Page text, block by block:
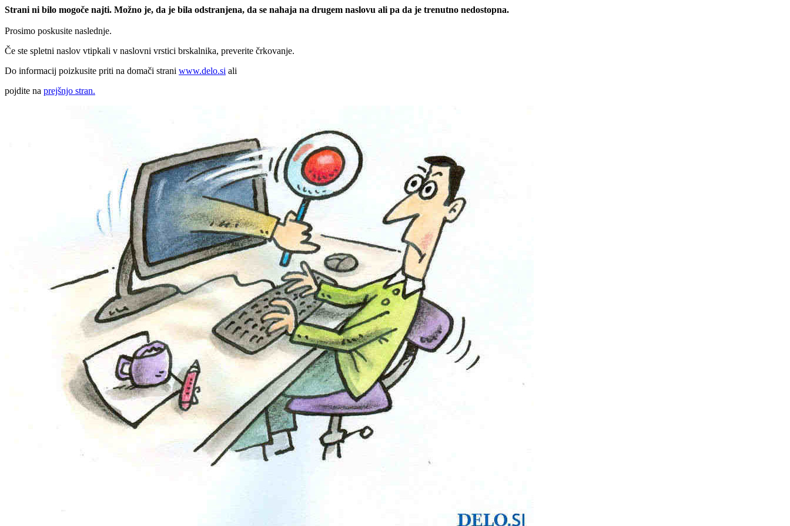
Strani ni bilo mogoče najti. Možno je, da je bila odstranjena, da se nahaja na drugem naslovu ali pa da je trenutno nedostopna.
Prosimo poskusite naslednje.
Če ste spletni naslov vtipkali v naslovni vrstici brskalnika, preverite črkovanje.
Do informacij poizkusite priti na domači strani www.delo.si ali
pojdite na prejšnjo stran.